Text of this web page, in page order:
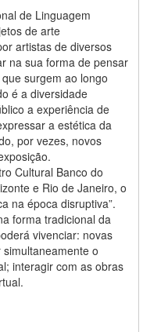
de Linguagem
de arte
artistas de diversos
na sua forma de pensar
surgem ao longo
é a diversidade
a experiência de
a estética da
por vezes, novos
Cultural Banco do
e Rio de Janeiro, o
na época disruptiva”.
forma tradicional da
vivenciar: novas
o
interagir com as obras